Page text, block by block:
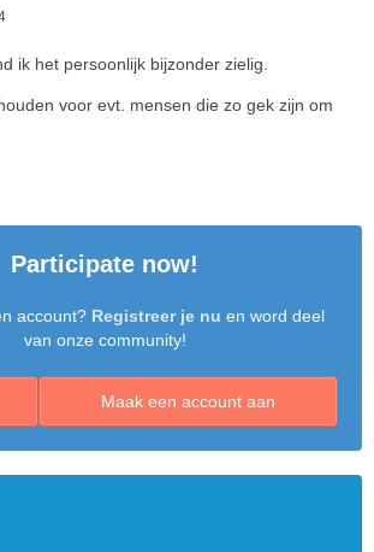
ik het persoonlijk bijzonder zielig.
voor evt. mensen die zo gek zijn om
Participate now!
account? Registreer je nu en word deel
van onze community!
Maak een account aan